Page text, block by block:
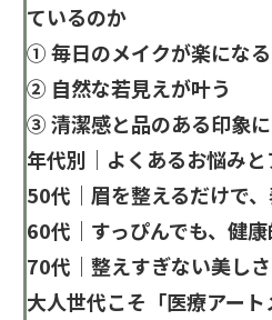
ているのか
① 毎日のメイクが楽になる
② 自然な若見えが叶う
③ 清潔感と品のある印象に
年代別｜よくあるお悩み
50代｜眉を整えるだけで
60代｜すっぴんでも、健
70代｜整えすぎない美し
大人世代こそ「医療アー